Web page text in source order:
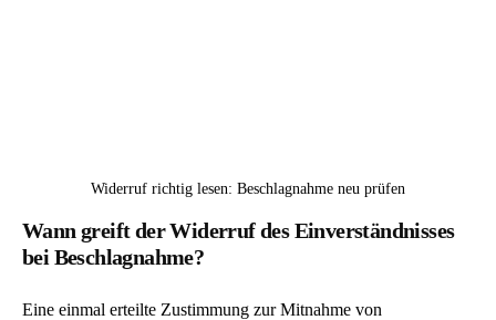
Widerruf richtig lesen: Beschlagnahme neu prüfen
Wann greift der Widerruf des Einverständnisses
bei Beschlagnahme?
Eine einmal erteilte Zustimmung zur Mitnahme von